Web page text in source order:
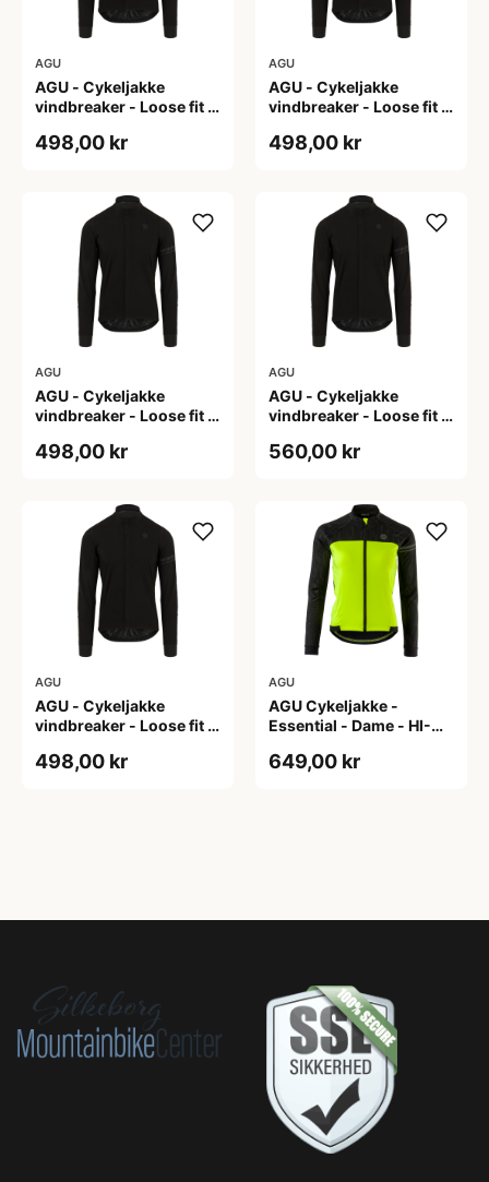
AGU
AGU - Cykeljakke
vindbreaker - Loose fit -
498,00 kr
AGU
AGU - Cykeljakke
vindbreaker - Loose fit -
498,00 kr
AGU
AGU - Cykeljakke
vindbreaker - Loose fit -
498,00 kr
AGU
AGU - Cykeljakke
vindbreaker - Loose fit -
560,00 kr
AGU
AGU - Cykeljakke
vindbreaker - Loose fit -
498,00 kr
AGU
AGU Cykeljakke -
Essential - Dame - HI-
649,00 kr